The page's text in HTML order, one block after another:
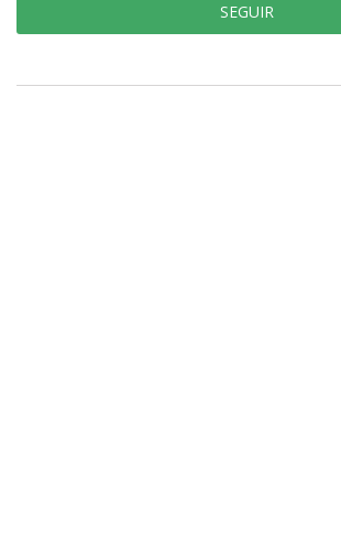
SEGUIR